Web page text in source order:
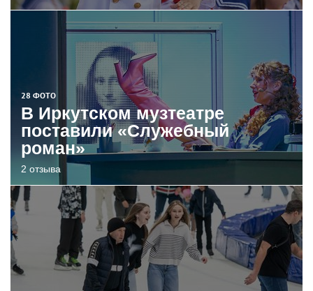
28 ФОТО
В Иркутском музтеатре
поставили «Служебный
роман»
2 отзыва